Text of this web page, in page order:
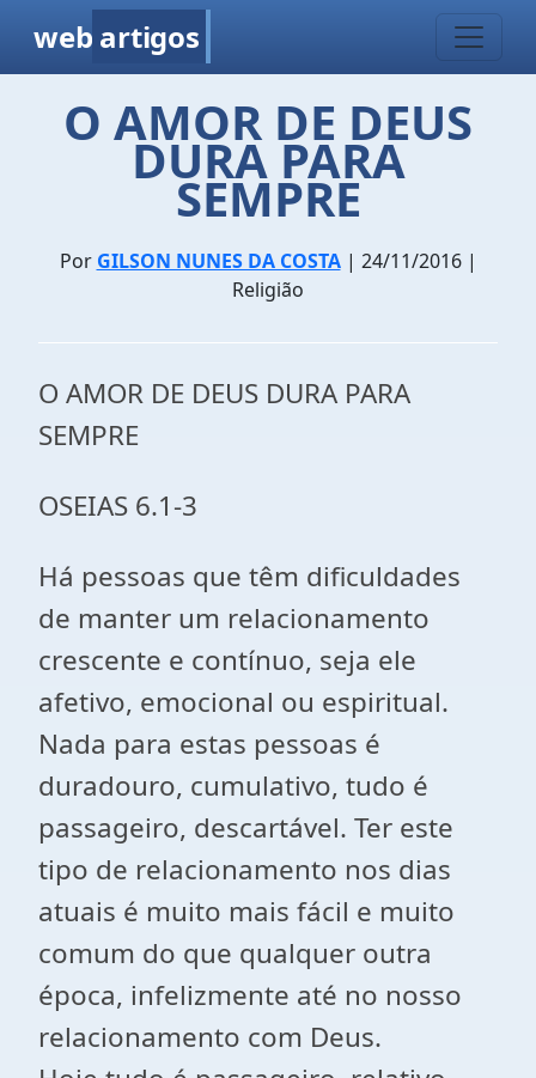
web artigos
O AMOR DE DEUS
DURA PARA
SEMPRE
Por GILSON NUNES DA COSTA| 24/11/2016 |
Religião
O AMOR DE DEUS DURA PARA
SEMPRE
OSEIAS 6.1-3
Há pessoas que têm dificuldades
de manter um relacionamento
crescente e contínuo, seja ele
afetivo, emocional ou espiritual.
Nada para estas pessoas é
duradouro, cumulativo, tudo é
passageiro, descartável. Ter este
tipo de relacionamento nos dias
atuais é muito mais fácil e muito
comum do que qualquer outra
época, infelizmente até no nosso
relacionamento com Deus.